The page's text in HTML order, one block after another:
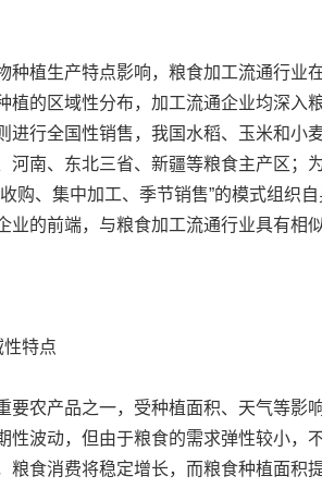
种植生产特点影响，粮食加工流通行业
植的区域性分布，加工流通企业均深入
进行全国性销售，我国水稻、玉米和小
河南、东北三省、新疆等粮食主产区；
购、集中加工、季节销售”的模式组织自
的前端，与粮食加工流通行业具有相
特点
要农产品之一，受种植面积、天气等影
性波动，但由于粮食的需求弹性较小，
粮食消费将稳定增长，而粮食种植面积